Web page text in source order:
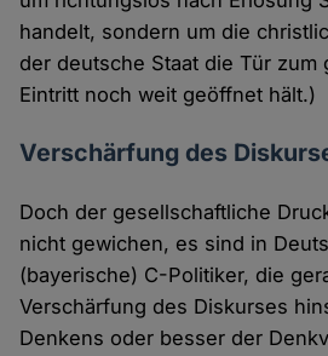
handelt, sondern um die
der deutsche Staat die Tür zum
Eintritt noch weit geöffnet hält.)
Verschärfung des
Doch der gesellschaftliche
nicht gewichen, es sind in
(bayerische) C-Politiker, die
Verschärfung des Diskurses
Denkens oder besser der